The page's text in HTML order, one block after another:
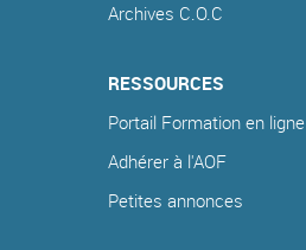
Archives C.O.C
RESSOURCES
Portail Formation en ligne
Adhérer à l'AOF
Petites annonces